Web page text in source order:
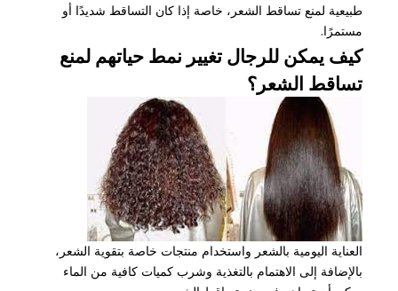
طبيعية لمنع تساقط الشعر، خاصة إذا كان التساقط شديدًا أو
مستمرًا.
كيف يمكن للرجال تغيير نمط حياتهم لمنع
تساقط الشعر؟
العناية اليومية بالشعر واستخدام منتجات خاصة بتقوية الشعر،
بالإضافة إلى الاهتمام بالتغذية وشرب كميات كافية من الماء